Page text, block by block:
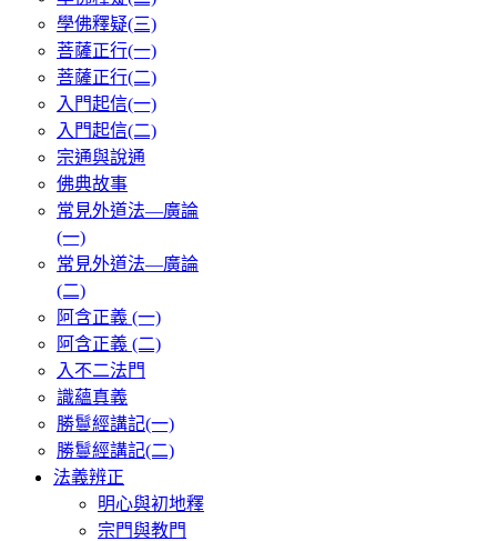
學佛釋疑(三)
菩薩正行(一)
菩薩正行(二)
入門起信(一)
入門起信(二)
宗通與說通
佛典故事
常見外道法—廣論
(一)
常見外道法—廣論
(二)
阿含正義 (一)
阿含正義 (二)
入不二法門
識蘊真義
勝鬘經講記(一)
勝鬘經講記(二)
法義辨正
明心與初地釋
宗門與教門